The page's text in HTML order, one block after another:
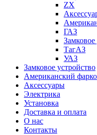
ZX
ГАЗ
Замковое
ТагАЗ
УАЗ
Замковое устройство
Американский
Аксессуары
Электрика
Установка
Доставка и оплата
О нас
Контакты